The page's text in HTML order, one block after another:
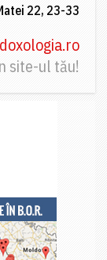
22, 23-33
doxologia.ro
site-ul tău!